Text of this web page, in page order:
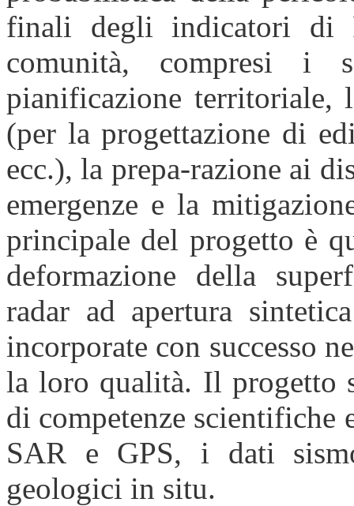
finali degli indicatori di
comunità, compresi i
pianificazione territoriale,
(per la progettazione di
ecc.), la prepa-razione ai
emergenze e la
principale del progetto è
deformazione della
radar ad apertura
incorporate con successo
la loro qualità. Il progetto
di competenze
SAR e GPS, i dati
geologici in situ.